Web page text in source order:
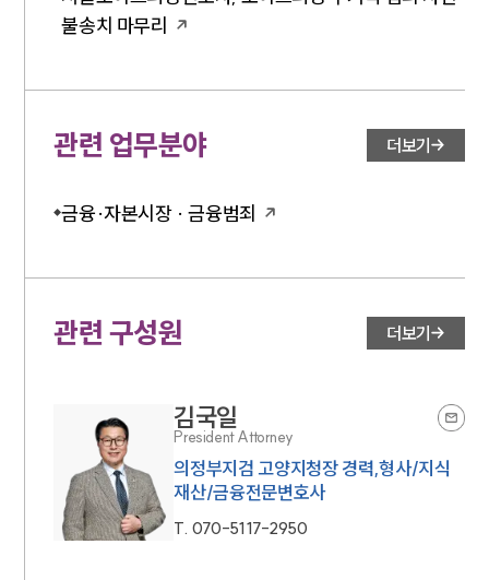
소식/자료
공지사항
뉴스레터/브로슈어
대륜법률상담예약
불송치 마무리
관련 업무분야 더보기
금융·자본시장 · 금융범죄
관련 구성원 더보기
김국일
President Attorney
의정부지검 고양지청장 경력,형사/지식
재산/금융전문변호사
T. 070-5117-2950